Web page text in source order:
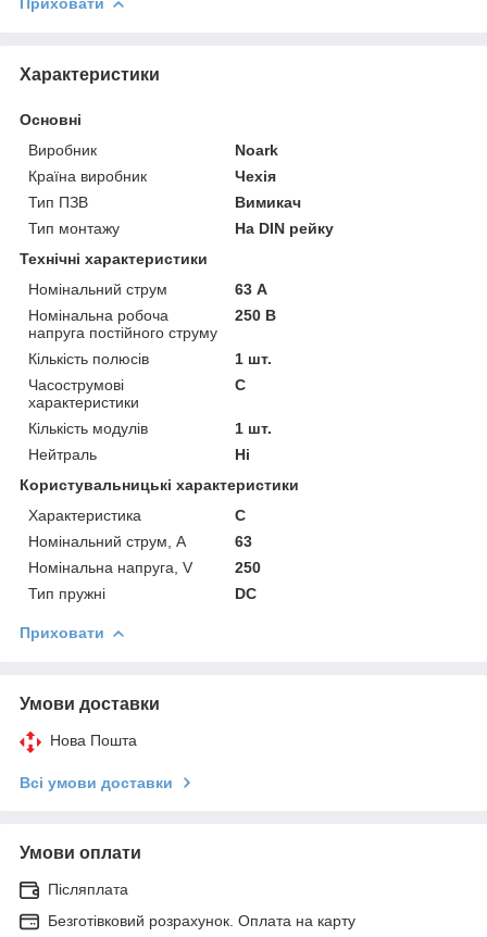
Характеристики
Основні
Виробник
Noark
Країна виробник
Чехія
Тип ПЗВ
Вимикач
Тип монтажу
На DIN рейку
Технічні характеристики
Номінальний струм
63 А
Номінальна робоча
напруга постійного струму
250 В
Кількість полюсів
1 шт.
Часострумові
характеристики
C
Кількість модулів
1 шт.
Нейтраль
Ні
Користувальницькі характеристики
Характеристика
C
Номінальний струм, А
63
Номінальна напруга, V
250
Тип пружні
DC
Приховати
Умови доставки
Нова Пошта
Всі умови доставки
Умови оплати
Післяплата
Безготівковий розрахунок. Оплата на карту